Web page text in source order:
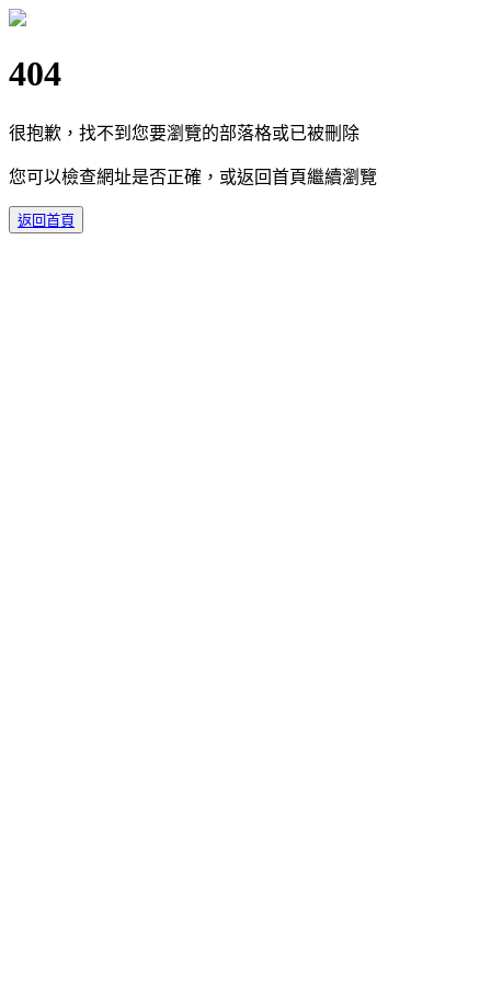
404
很抱歉，找不到您要瀏覽的部落格或已被刪除
您可以檢查網址是否正確，或返回首頁繼續瀏覽
返回首頁